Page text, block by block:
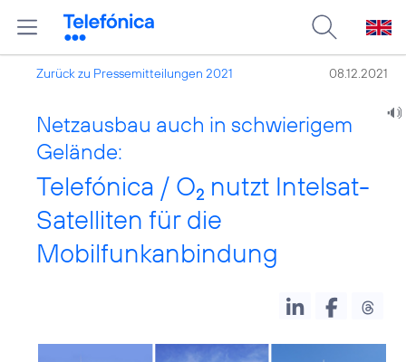
Zurück zu Pressemitteilungen 2021 08.12.2021
Netzausbau auch in schwierigem
Gelände:
Telefónica / O2 nutzt Intelsat-
Satelliten für die
Mobilfunkanbindung